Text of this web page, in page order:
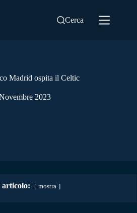
Cerca
Madrid ospita il Celtic
2023
articolo: mostra